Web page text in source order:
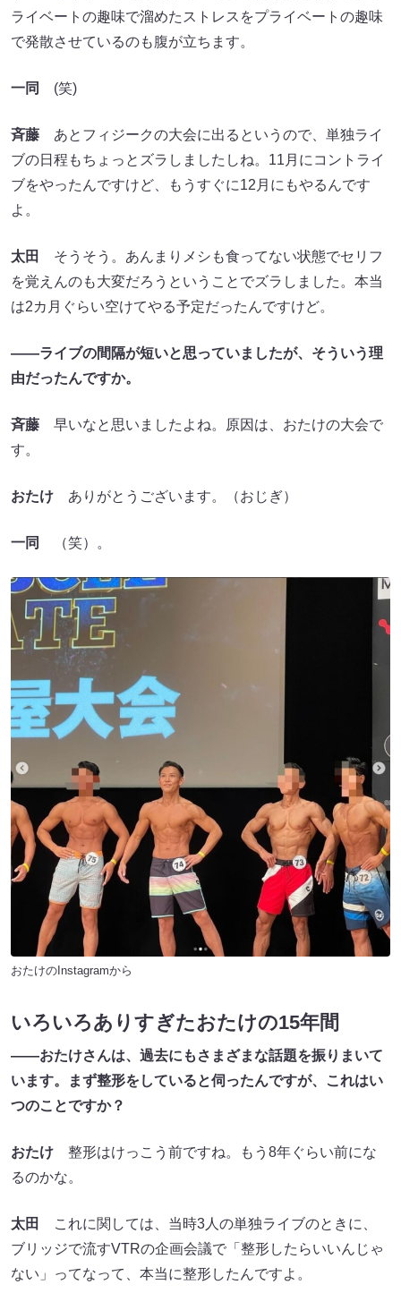
ライベートの趣味で溜めたストレスをプライベートの趣味
で発散させているのも腹が立ちます。
一同 (笑)
斉藤 あとフィジークの大会に出るというので、単独ライ
ブの日程もちょっとズラしましたしね。11月にコントライ
ブをやったんですけど、もうすぐに12月にもやるんです
よ。
太田
そうそう。あんまりメシも食ってない状態でセリフ
を覚えんのも大変だろうということでズラしました。本当
は2カ月ぐらい空けてやる予定だったんですけど。
――ライブの間隔が短いと思っていましたが、そういう理
由だったんですか。
斉藤 早いなと思いましたよね。原因は、おたけの大会で
す。
おたけ ありがとうございます。（おじぎ）
一同 （笑）。
おたけのInstagramから
いろいろありすぎたおたけの15年間
――おたけさんは、過去にもさまざまな話題を振りまいて
います。まず整形をしていると伺ったんですが、これはい
つのことですか？
おたけ 整形はけっこう前ですね。もう8年ぐらい前にな
るのかな。
太田
これに関しては、当時3人の単独ライブのときに、
ブリッジで流すVTRの企画会議で「整形したらいいんじゃ
ない」ってなって、本当に整形したんですよ。